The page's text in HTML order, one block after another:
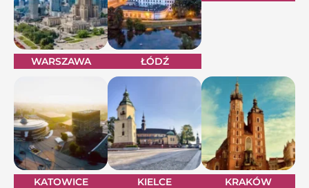
WARSZAWA ŁÓDŹ
KATOWICE KIELCE KRAKÓW